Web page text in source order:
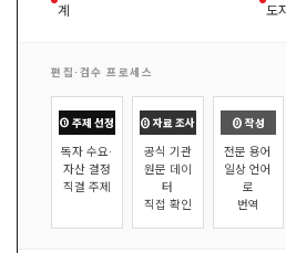
계
도
편집·검수 프로세스
① 주제 선정
독자 수요·
자산 결정
직결 주제
② 자료 조사
공식 기관
원문 데이
터
직접 확인
③ 작성
전문 용어
일상 언어
로
번역